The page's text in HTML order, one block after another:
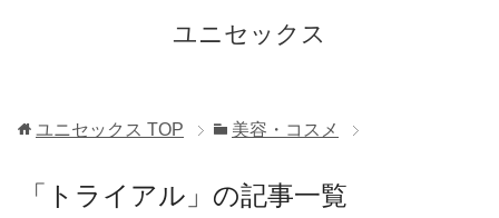
ユニセックス
ユニセックス TOP 美容・コスメ
「トライアル」の記事一覧